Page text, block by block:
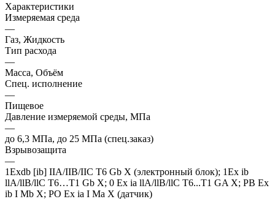
Характеристики
Измеряемая среда
—
Газ, Жидкость
Тип расхода
—
Масса, Объём
Спец. исполнение
—
Пищевое
Давление измеряемой среды, МПа
—
до 6,3 МПа, до 25 МПа (спец.заказ)
Взрывозащита
—
1Exdb [ib] IIA/IIB/IIC T6 Gb X (электронный блок); 1Ex ib
llA/llB/llC T6…T1 Gb X; 0 Ex ia llA/llB/llC T6...T1 GA X; PB Ex
ib I Mb X; PO Ex ia I Ma X (датчик)